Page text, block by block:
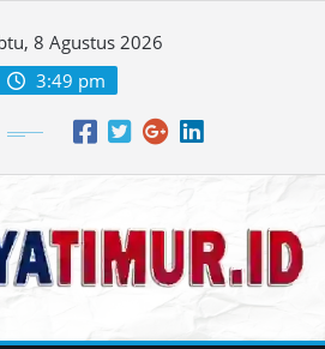
8 Agustus 2026
3:49 pm